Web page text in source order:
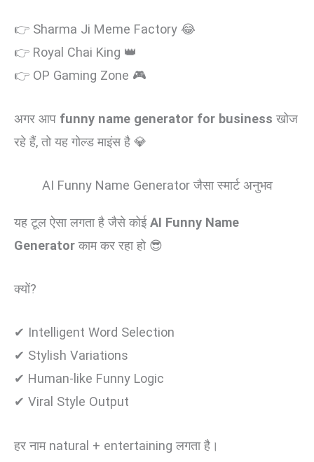
👉 Sharma Ji Meme Factory 😂
👉 Royal Chai King 👑
👉 OP Gaming Zone 🎮
अगर आप funny name generator for business खोज
रहे हैं, तो यह गोल्ड माइंस है 💎
AI Funny Name Generator जैसा स्मार्ट अनुभव
यह टूल ऐसा लगता है जैसे कोईAI Funny Name
Generatorकाम कर रहा हो 😎
क्यों?
✔ Intelligent Word Selection
✔ Stylish Variations
✔ Human-like Funny Logic
✔ Viral Style Output
हर नाम natural + entertaining लगता है।